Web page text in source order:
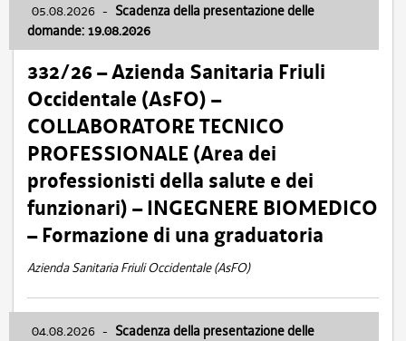
05.08.2026 - Scadenza della presentazione delle
domande: 19.08.2026
332/26 – Azienda Sanitaria Friuli
Occidentale (AsFO) –
COLLABORATORE TECNICO
PROFESSIONALE (Area dei
professionisti della salute e dei
funzionari) – INGEGNERE BIOMEDICO
– Formazione di una graduatoria
Azienda Sanitaria Friuli Occidentale (AsFO)
04.08.2026 - Scadenza della presentazione delle